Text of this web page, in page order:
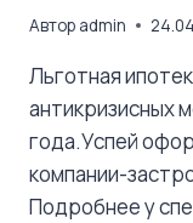
Автор admin
Льготная
антикризисных
года.Успей
компании-
Подробнее у